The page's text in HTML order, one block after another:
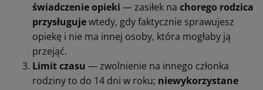
świadczenie opieki — zasiłek na chorego rodzica
przysługujewtedy, gdy faktycznie sprawujesz
opiekę i nie ma innej osoby, która mogłaby ją
przejąć.
Limit czasu — zwolnienie na innego członka
rodziny to do 14 dni w roku; niewykorzystane